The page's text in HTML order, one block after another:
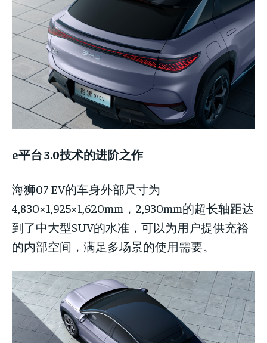
e平台 3.0技术的进阶之作
海狮07 EV的车身外部尺寸为
4,830×1,925×1,620mm，2,930mm的超长轴距达
到了中大型SUV的水准，可以为用户提供充裕
的内部空间，满足多场景的使用需要。